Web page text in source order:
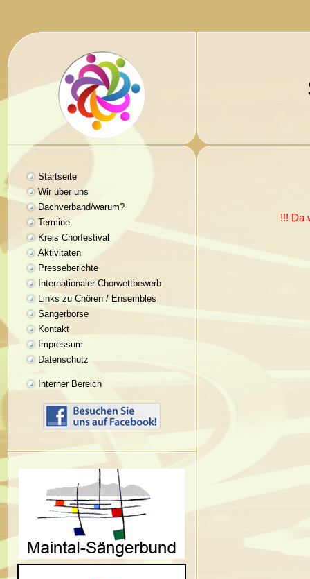
Startseite
Wir über uns
Dachverband/warum?
Termine
Kreis Chorfestival
Aktivitäten
Presseberichte
Internationaler Chorwettbewerb
Links zu Chören / Ensembles
Sängerbörse
Kontakt
Impressum
Datenschutz
Interner Bereich
!!! Da